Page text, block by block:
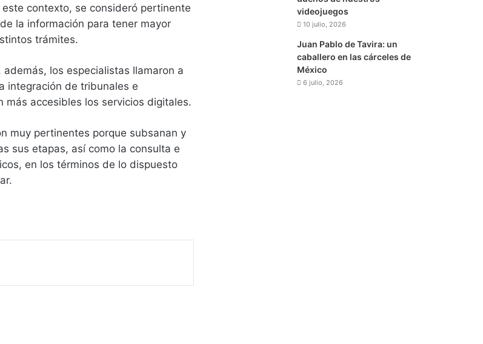
contexto, se consideró pertinente
la información para tener mayor
trámites.
los especialistas llamaron a
integración de tribunales e
más accesibles los servicios digitales.
muy pertinentes porque subsanan y
sus etapas, así como la consulta e
en los términos de lo dispuesto
videojuegos
10 julio, 2026
Juan Pablo de Tavira: un
caballero en las cárceles de
México
6 julio, 2026